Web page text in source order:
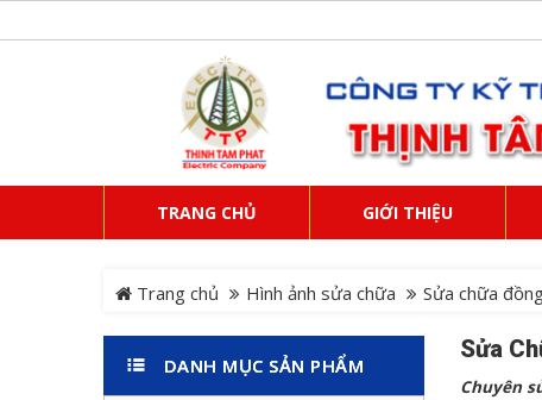
TRANG CHỦ GIỚI THIỆU
Trang chủ Hình ảnh sửa chữa Sửa chữa
DANH MỤC SẢN PHẨM
Sửa
Chuyên